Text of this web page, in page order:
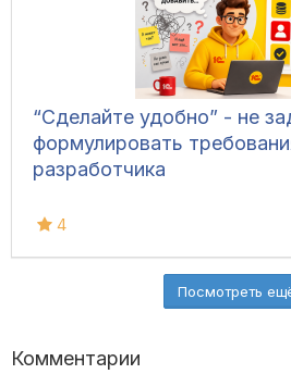
“Сделайте удобно” - не
формулировать
разработчика
4
Посмотреть
Комментарии